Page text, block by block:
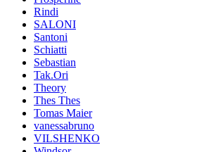
Rindi
SALONI
Santoni
Schiatti
Sebastian
Tak.Ori
Theory
Thes Thes
Tomas Maier
vanessabruno
VILSHENKO